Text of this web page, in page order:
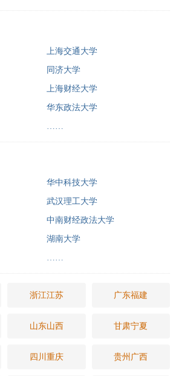
上海交通大学
同济大学
上海财经大学
华东政法大学
……
华中科技大学
武汉理工大学
中南财经政法大学
湖南大学
……
浙江江苏 广东福建
山东山西 甘肃宁夏
四川重庆 贵州广西